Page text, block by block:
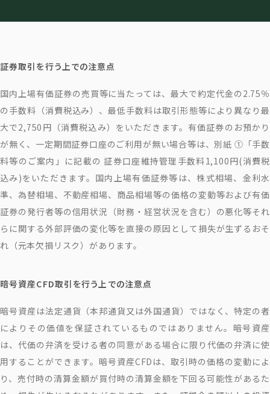
証券取引を行う上での注意点
国内上場有価証券の売買等に当たっては、最大で約定代金の2.75％
の手数料（消費税込み）、最低手数料は取引形態等により異なり最
大で2,750円（消費税込み）をいただきます。有価証券のお預かり
が無く、一定期間証券口座のご利用が無い場合等は、別紙 ①「手数
料等のご案内」に記載の 証券口座維持管理手数料1,100円(消費税
込み)をいただきます。国内上場有価証券等は、株式相場、金利水
準、為替相場、不動産相場、商品相場等の価格の変動等および有価
証券の発行者等の信用状況（財務・経営状況を含む）の悪化等それ
らに関する外部評価の変化等を直接の原因として損失が生ずるおそ
れ（元本欠損リスク）があります。
暗号資産CFD取引を行う上での注意点
暗号資産は法定通貨（本邦通貨又は外国通貨）ではなく、特定の者
によりその価値を保証されているものではありません。暗号資産
は、代価の弁済を受ける者の同意がある場合に限り代価の弁済に使
用することができます。暗号資産CFDは、取引時の価格の変動によ
り、売付時の清算金額が買付時の清算金額を下回る可能性があるた